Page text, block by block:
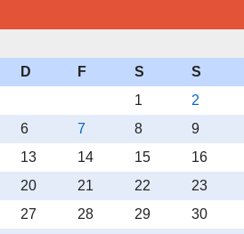
D F S
S
1
2
6 7 8
9
13 14 15
16
20 21 22
23
27 28 29
30